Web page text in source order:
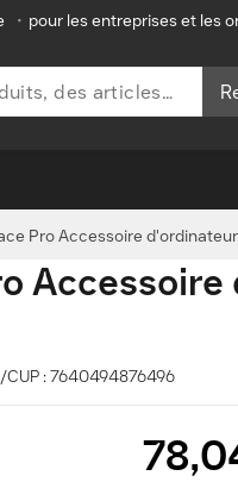
• pour les entreprises et les
Pro Accessoire
: 7640494876496